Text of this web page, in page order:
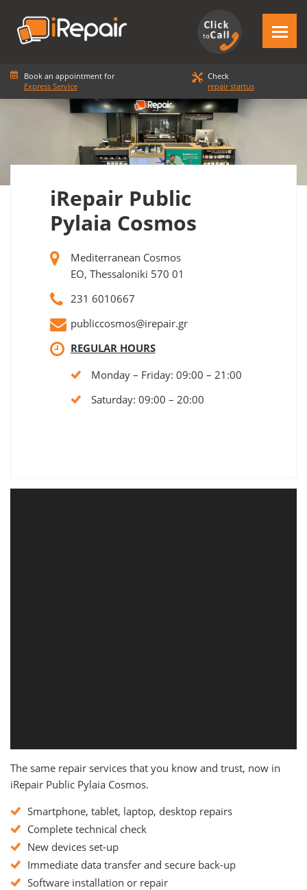
Book an appointment for
Express Service
Check
repair startus
iRepair Public
Pylaia Cosmos
Mediterranean Cosmos
ΕΟ, Thessaloniki 570 01
231 6010667
publiccosmos@irepair.gr
REGULAR HOURS
Monday – Friday: 09:00 – 21:00
Saturday: 09:00 – 20:00
The same repair services that you know and trust, now in
iRepair Public Pylaia Cosmos.
Smartphone, tablet, laptop, desktop repairs
Complete technical check
New devices set-up
Immediate data transfer and secure back-up
Software installation or repair